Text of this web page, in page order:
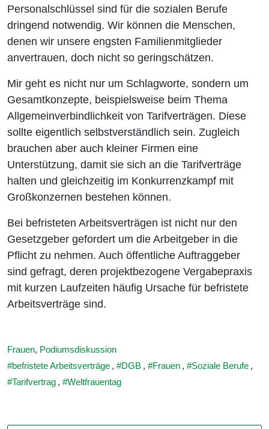
Personalschlüssel sind für die sozialen Berufe
dringend notwendig. Wir können die Menschen,
denen wir unsere engsten Familienmitglieder
anvertrauen, doch nicht so geringschätzen.
Mir geht es nicht nur um Schlagworte, sondern um
Gesamtkonzepte, beispielsweise beim Thema
Allgemeinverbindlichkeit von Tarifverträgen. Diese
sollte eigentlich selbstverständlich sein. Zugleich
brauchen aber auch kleiner Firmen eine
Unterstützung, damit sie sich an die Tarifverträge
halten und gleichzeitig im Konkurrenzkampf mit
Großkonzernen bestehen können.
Bei befristeten Arbeitsverträgen ist nicht nur den
Gesetzgeber gefordert um die Arbeitgeber in die
Pflicht zu nehmen. Auch öffentliche Auftraggeber
sind gefragt, deren projektbezogene Vergabepraxis
mit kurzen Laufzeiten häufig Ursache für befristete
Arbeitsverträge sind.
Frauen, Podiumsdiskussion
befristete Arbeitsverträge , DGB , Frauen , Soziale Berufe ,
Tarifvertrag , Weltfrauentag